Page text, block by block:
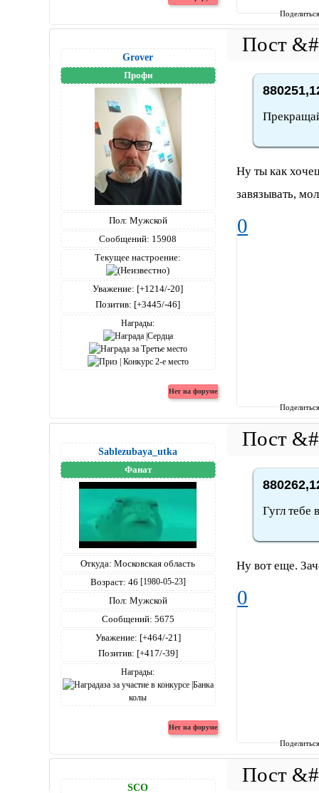
Grover
Профи
Пол: Мужской
Сообщений: 15908
Текущее настроение:
Уважение: [+1214/-20]
Позитив: [+3445/-46]
Награды:
Ну ты как
завязывать,
0
Sablezubaya_utka
Фанат
Откуда: Московская область
Возраст: 46 [1980-05-23]
Пол: Мужской
Сообщений: 5675
Уважение: [+464/-21]
Позитив: [+417/-39]
Награды:
Гугл
Ну вот еще.
0
SCO